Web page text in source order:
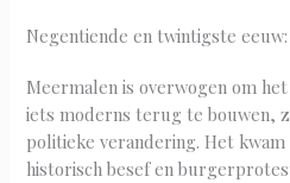
Negentiende en twintigste
Meermalen is overwogen om
iets moderns terug te bouwen,
politieke verandering. Het
historisch besef en